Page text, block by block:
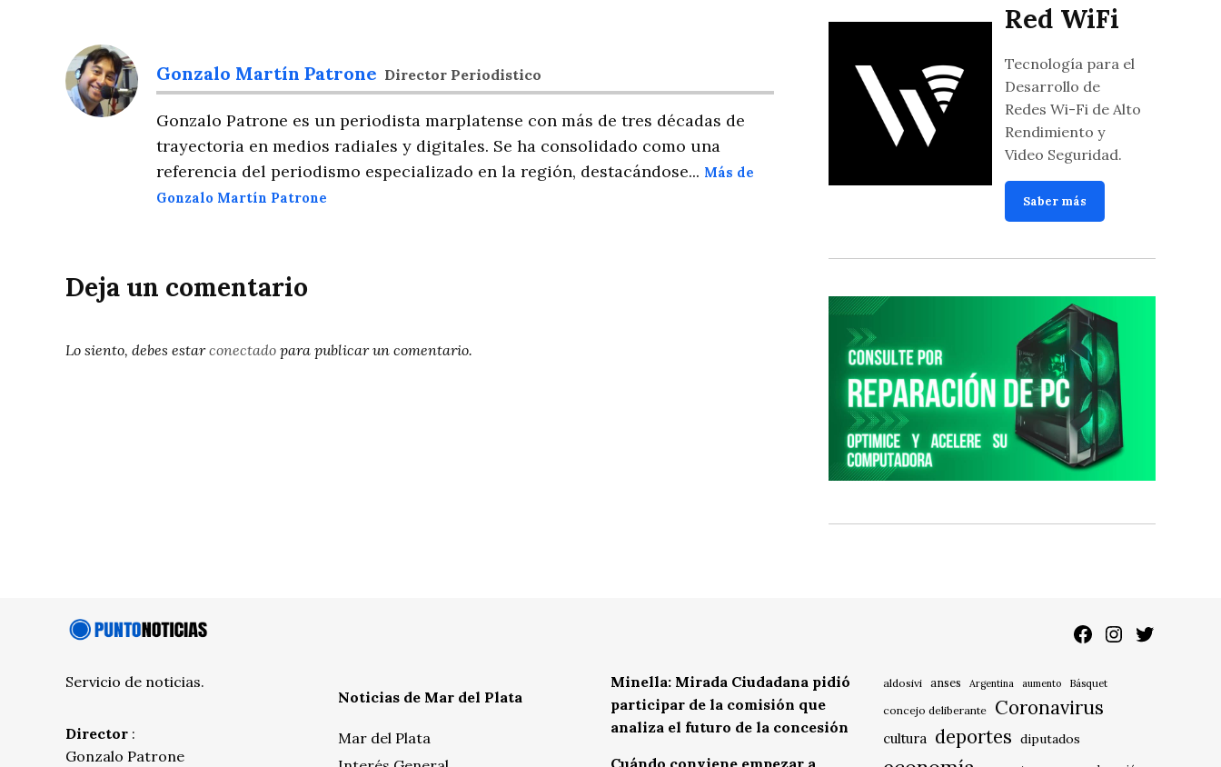
Gonzalo Martín Patrone Director Periodistico
Gonzalo Patrone es un periodista marplatense con más de tres décadas de
trayectoria en medios radiales y digitales. Se ha consolidado como una
referencia del periodismo especializado en la región, destacándose... Más de
Gonzalo Martín Patrone
Deja un comentario
Lo siento, debes estarconectado para publicar un comentario.
Red WiFi
Tecnología para el
Desarrollo de
Redes Wi-Fi de Alto
Rendimiento y
Video Seguridad.
Saber más
Facebook
Instagram
Twitter
Servicio de noticias.
Director :
Gonzalo Patrone
Noticias de Mar del Plata
Mar del Plata
Minella: Mirada Ciudadana pidió
participar de la comisión que
analiza el futuro de la concesión
aldosivi anses Argentina aumento
Básquet
concejo deliberante
Coronavirus
cultura deportes diputados